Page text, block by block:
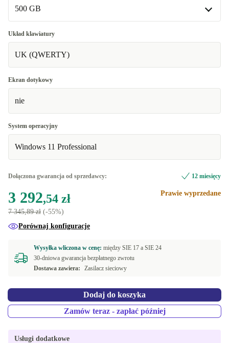
32.0 GB
64.0 GB
500 GB
500 GB
1000 GB
2000 GB
Układ klawiatury
UK (QWERTY)
Ekran dotykowy
nie
System operacyjny
Windows 11 Professional
Dołączona gwarancja od sprzedawcy: 12 miesięcy
3 292,54 zł
7 345,89 zł (-55%)
Prawie wyprzedane
Porównaj konfiguracje
Wysyłka wliczona w cenę: między SIE 17 a SIE 24
30-dniowa gwarancja bezpłatnego zwrotu
Dostawa zawiera:
Zasilacz sieciowy
Dodaj do koszyka
Zamów teraz - zapłać później
Usługi dodatkowe